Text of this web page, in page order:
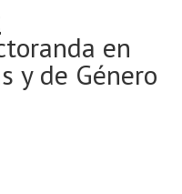
en
y de Género